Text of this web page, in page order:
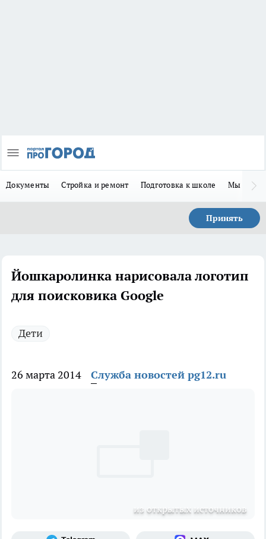
Документы Стройка и ремонт Подготовка к школе Мы в MAX
Принять
Йошкаролинка нарисовала логотип
для поисковика Google
Дети
26 марта 2014 Служба новостей pg12.ru
из открытых источников